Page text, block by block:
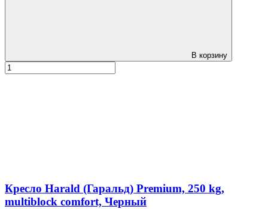
В корзину
Кресло Harald (Гаральд) Premium, 250 kg,
multiblock comfort, Черный